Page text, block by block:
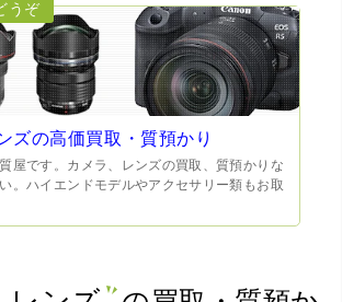
ズの高価買取・質預かり
屋です。カメラ、レンズの買取、質預かりな
。ハイエンドモデルやアクセサリー類もお取